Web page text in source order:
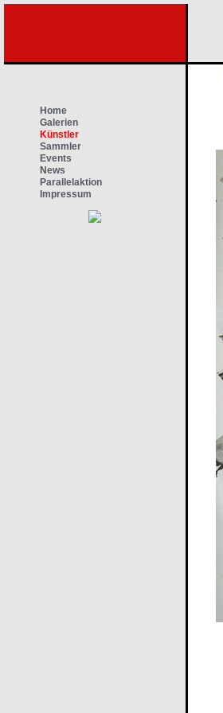
Home
Galerien
Künstler
Sammler
Events
News
Parallelaktion
Impressum